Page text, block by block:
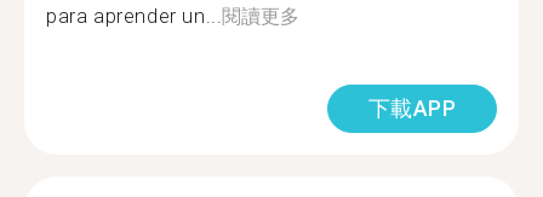
para aprender un... 閱讀更多
下載APP